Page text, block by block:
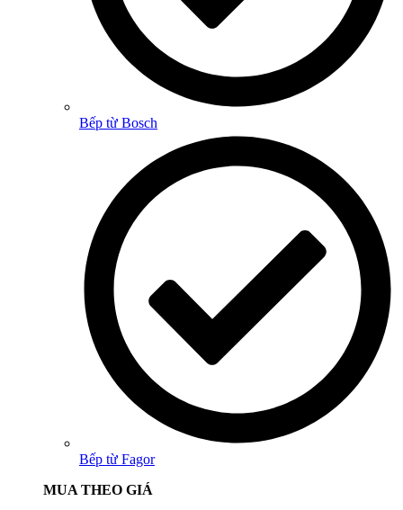
Bếp từ Bosch
Bếp từ Fagor
MUA THEO GIÁ